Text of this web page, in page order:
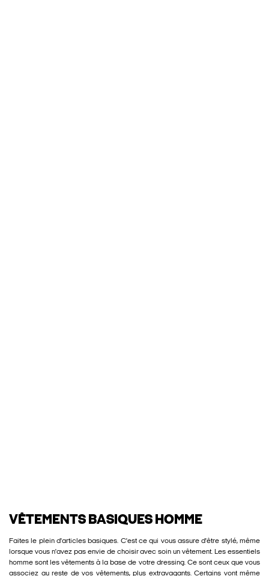
VÊTEMENTS BASIQUES HOMME
Faites le plein d'articles basiques. C'est ce qui vous assure d'être stylé, même
lorsque vous n'avez pas envie de choisir avec soin un vêtement. Les essentiels
homme sont les vêtements à la base de votre dressing. Ce sont ceux que vous
associez au reste de vos vêtements, plus extravagants. Certains vont même